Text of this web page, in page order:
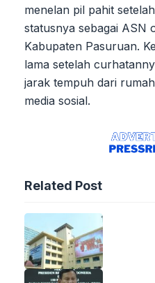
menelan pil pahit
statusnya sebagai ASN
Kabupaten Pasuruan.
lama setelah
jarak tempuh dari
media sosial.
Related Post